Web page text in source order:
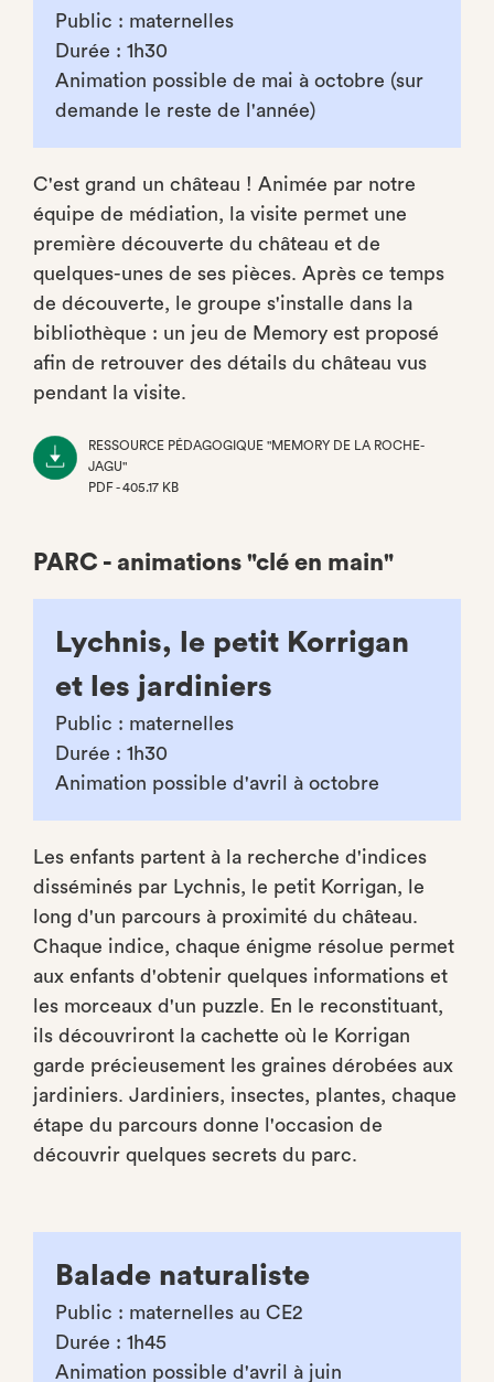
Public : maternelles
Durée : 1h30
Animation possible de mai à octobre (sur
demande le reste de l'année)
C'est grand un château ! Animée par notre
équipe de médiation, la visite permet une
première découverte du château et de
quelques-unes de ses pièces. Après ce temps
de découverte, le groupe s'installe dans la
bibliothèque : un jeu de Memory est proposé
afin de retrouver des détails du château vus
pendant la visite.
RESSOURCE PÉDAGOGIQUE "MEMORY DE LA ROCHE-
JAGU"
PDF - 405.17 KB
PARC - animations "clé en main"
Lychnis, le petit Korrigan
et les jardiniers
Public : maternelles
Durée : 1h30
Animation possible d'avril à octobre
Les enfants partent à la recherche d'indices
disséminés par Lychnis, le petit Korrigan, le
long d'un parcours à proximité du château.
Chaque indice, chaque énigme résolue permet
aux enfants d'obtenir quelques informations et
les morceaux d'un puzzle. En le reconstituant,
ils découvriront la cachette où le Korrigan
garde précieusement les graines dérobées aux
jardiniers. Jardiniers, insectes, plantes, chaque
étape du parcours donne l'occasion de
découvrir quelques secrets du parc.
Balade naturaliste
Public : maternelles au CE2
Durée : 1h45
Animation possible d'avril à juin